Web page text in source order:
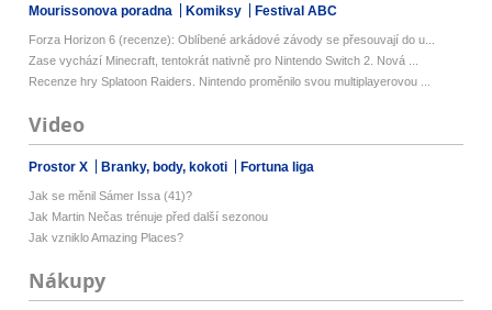
Mourissonova poradna Komiksy Festival ABC
Forza Horizon 6 (recenze): Oblíbené arkádové závody se přesouvají do u...
Zase vychází Minecraft, tentokrát nativně pro Nintendo Switch 2. Nová ...
Recenze hry Splatoon Raiders. Nintendo proměnilo svou multiplayerovou ...
Video
Prostor X Branky, body, kokoti Fortuna liga
Jak se měnil Sámer Issa (41)?
Jak Martin Nečas trénuje před další sezonou
Jak vzniklo Amazing Places?
Nákupy